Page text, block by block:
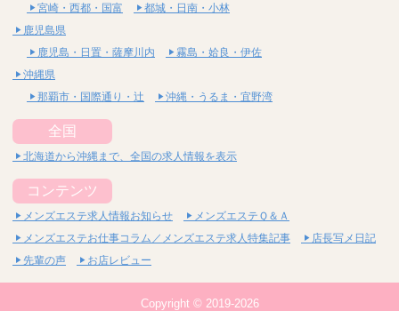
宮崎・西都・国富
都城・日南・小林
鹿児島県
鹿児島・日置・薩摩川内
霧島・姶良・伊佐
沖縄県
那覇市・国際通り・辻
沖縄・うるま・宜野湾
全国
北海道から沖縄まで、全国の求人情報を表示
コンテンツ
メンズエステ求人情報お知らせ
メンズエステＱ＆Ａ
メンズエステお仕事コラム／メンズエステ求人特集記事
店長写メ日記
先輩の声
お店レビュー
Copyright © 2019-2026